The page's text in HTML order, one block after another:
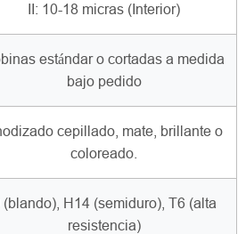
II: 10-18 micras (Interior)
estándar o cortadas a medida
bajo pedido
cepillado, mate, brillante o
coloreado.
(blando), H14 (semiduro), T6 (alta
resistencia)